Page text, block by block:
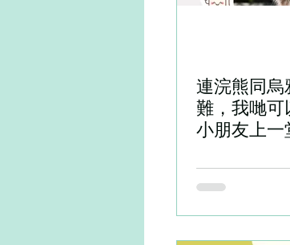
連浣熊同烏
難，我哋可
小朋友上一